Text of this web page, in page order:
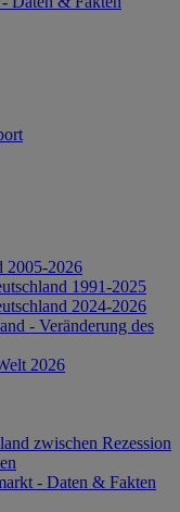
2005-2026
1991-2025
2024-2026
- Veränderung des
2026
zwischen Rezession
- Daten & Fakten